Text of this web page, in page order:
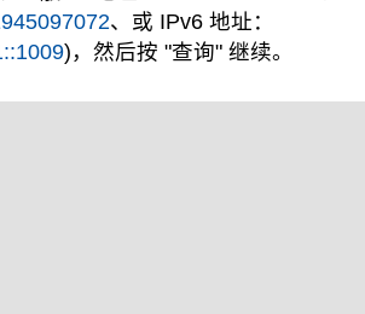
、或 IPv6 地址：
)，然后按 "查询" 继续。